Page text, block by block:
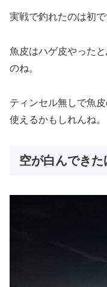
実戦で釣れたのは初で
魚皮はハゲ皮やった
のね。
ティンセル無しで魚
使えるかもしれんね。
空が白んでき